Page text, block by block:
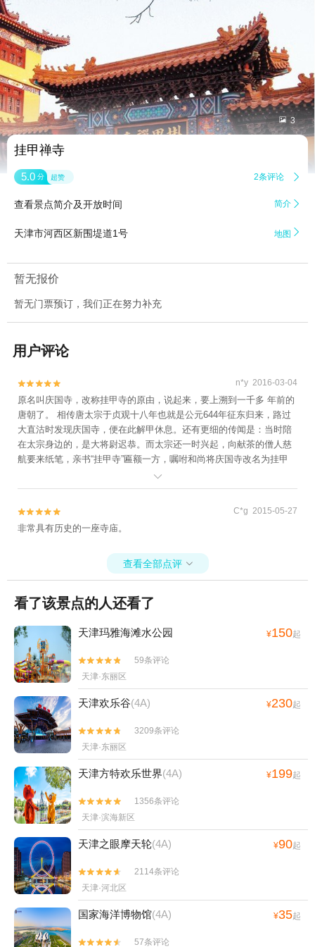
 3
挂甲禅寺
5.0 分 超赞 2条评论 
查看景点简介及开放时间 简介 
天津市河西区新围堤道1号 地图 
暂无报价
暂无门票预订，我们正在努力补充
用户评论

 n*y 2016-03-04
原名叫庆国寺，改称挂甲寺的原由，说起来，要上溯到一千多 年前的
唐朝了。 相传唐太宗于贞观十八年也就是公元644年征东归来，路过
大直沽时发现庆国寺，便在此解甲休息。还有更细的传闻是：当时陪
在太宗身边的，是大将尉迟恭。而太宗还一时兴起，向献茶的僧人慈
航要来纸笔，亲书“挂甲寺”匾额一方，嘱咐和尚将庆国寺改名为挂甲


 C*g 2015-05-27
非常具有历史的一座寺庙。
查看全部点评 
看了该景点的人还看了
天津玛雅海滩水公园 ¥150起


59条评论
天津·东丽区
天津欢乐谷(4A) ¥230起


3209条评论
天津·东丽区
天津方特欢乐世界(4A) ¥199起


1356条评论
天津·滨海新区
天津之眼摩天轮(4A) ¥90起


2114条评论
天津·河北区
国家海洋博物馆(4A) ¥35起

 57条评论
